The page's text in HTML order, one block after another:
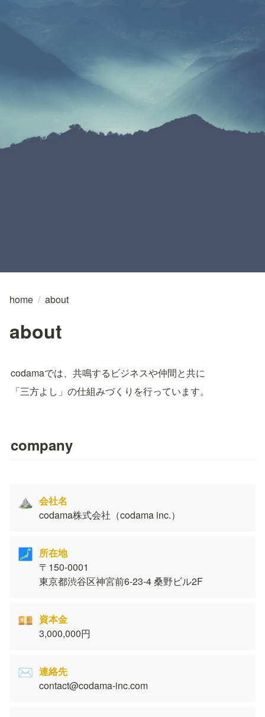
home / about
about
codamaでは、共鳴するビジネスや仲間と共に
「三方よし」の仕組みづくりを行っています。
company
⛰️ 会社名
codama株式会社（codama inc.）
🗾
〒150-0001
東京都渋谷区神宮前6-23-4 桑野ビル2F
💴
3,000,000円
✉️
contact@codama-inc.com